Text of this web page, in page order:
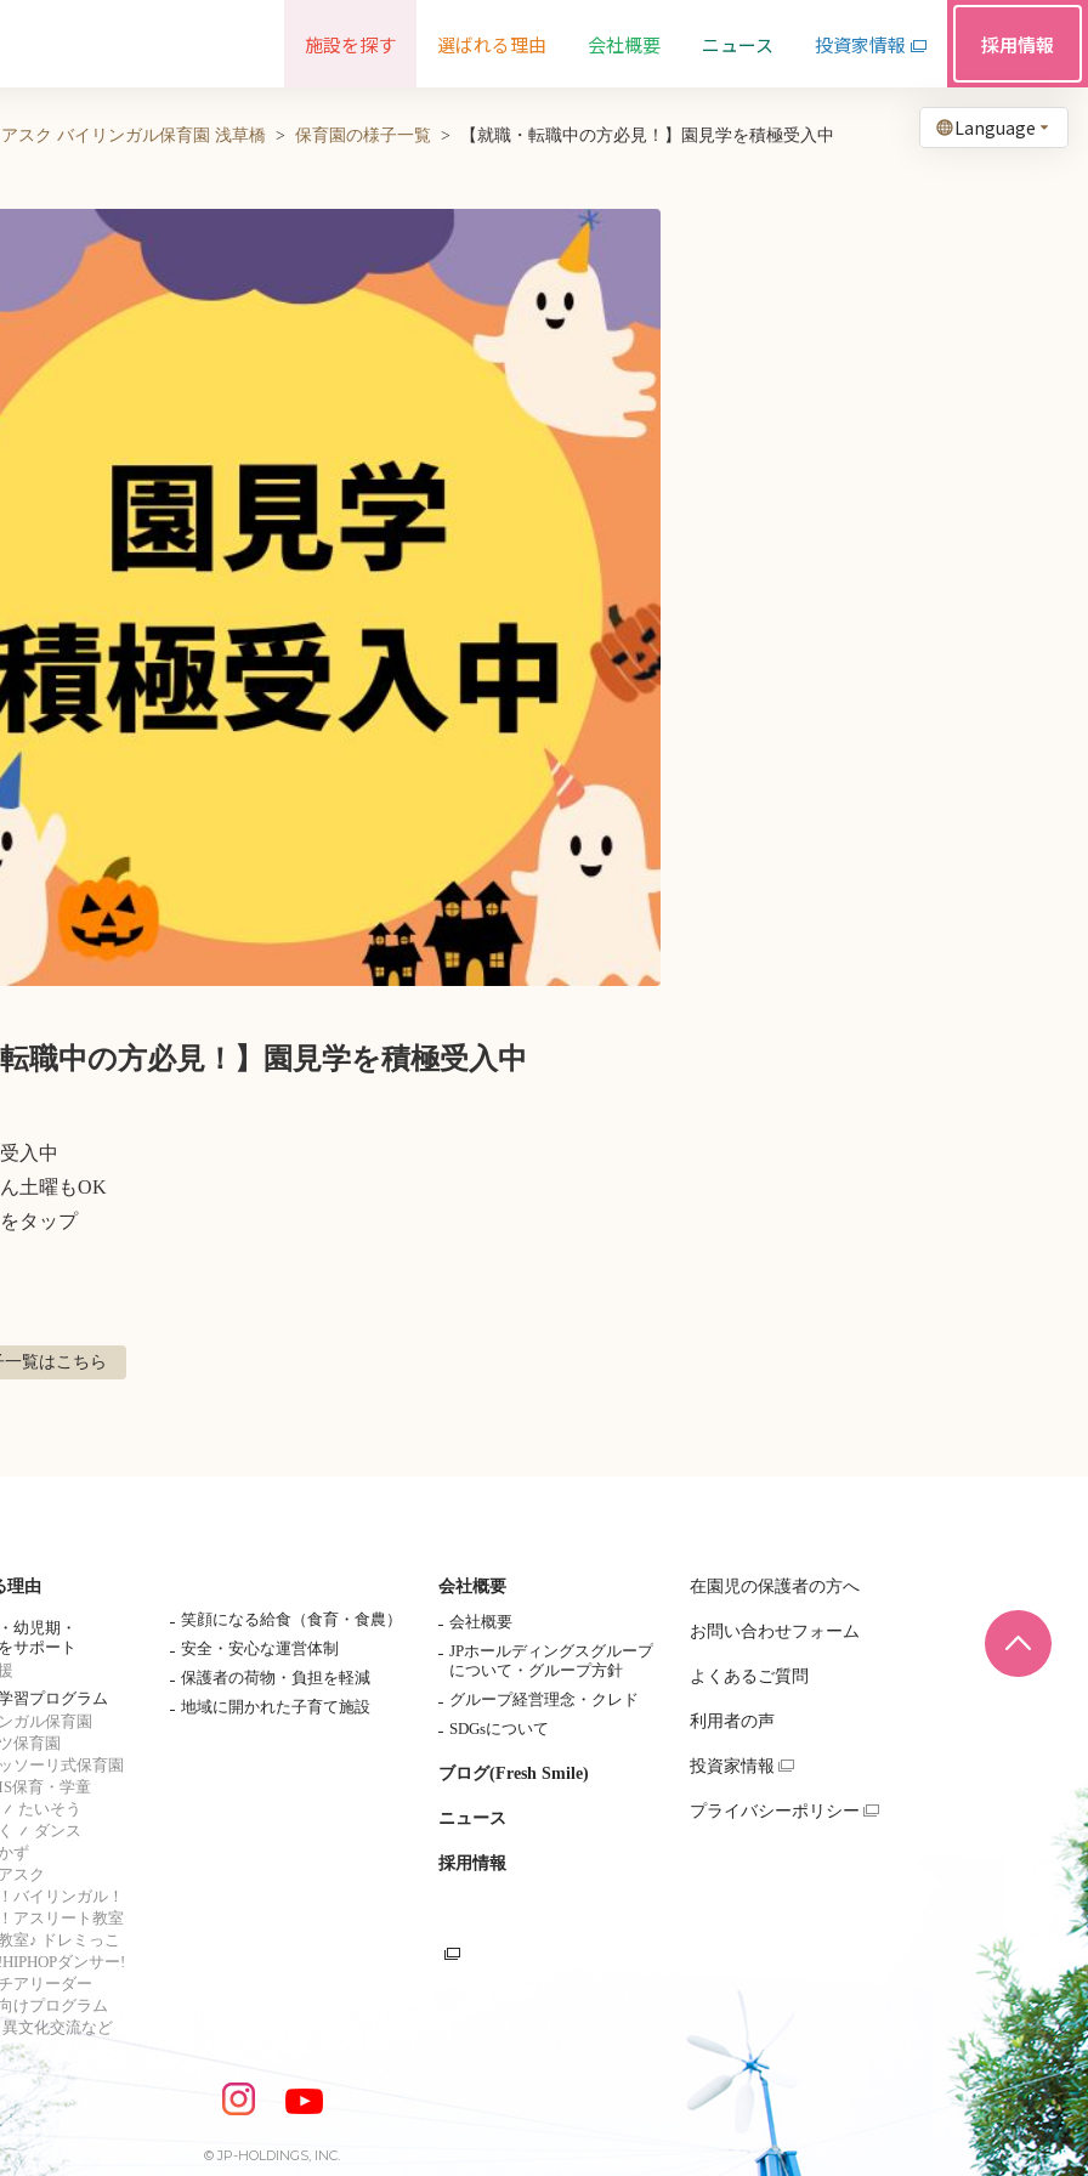
Language
施設を探す 選ばれる理由 会社概要 ニュース 投資家情報 採用情報
アスク バイリンガル保育園 浅草橋 保育園の様子一覧 【就職・転職中の方必見！】園見学を積極受入中
職中の方必見！】園見学を積極受入中
入中
土曜もOK
タップ
一覧はこちら
ページ
理由
幼児期・
サポート
習プログラム
ガル保育園
保育園
ソーリ式保育園
保育・学童
たいそう
ダンス
ず
スク
バイリンガル！
アスリート教室
室♪ ドレミっこ
ダンサー!
アリーダー
けプログラム
異文化交流など
笑顔になる給食（食育・食農）
安全・安心な運営体制
保護者の荷物・負担を軽減
地域に開かれた子育て施設
会社概要
会社概要
JPホールディングスグループ
について・ グループ方針
グループ経営理念・クレド
SDGsについて
ブログ(Fresh Smile)
ニュース
採用情報
在園児の保護者の方へ
お問い合わせフォーム
よくあるご質問
利用者の声
投資家情報
プライバシーポリシー
© JP-HOLDINGS, INC.